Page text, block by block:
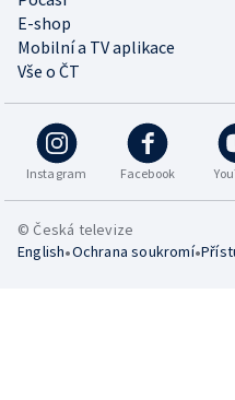
E-shop
Mobilní a TV aplikace
Vše o ČT
Instagram Facebook
© Česká televize
English•Ochrana soukromí•